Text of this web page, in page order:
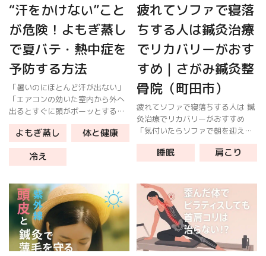
“汗をかけない”こと
が危険！よもぎ蒸し
で夏バテ・熱中症を
予防する方法
「暑いのにほとんど汗が出ない」
「エアコンの効いた室内から外へ
出るとすぐに頭がボーッとする」
――その“汗をかけない”状態は、
夏バテや熱中症のリスクサインか
もしれません。本記事では発汗メ
カニズムと、よもぎ蒸しを活用し
よもぎ蒸し
体と健康
冷え
疲れてソファで寝落
ちする人は鍼灸治療
でリカバリーがおす
すめ｜さがみ鍼灸整
骨院（町田市）
疲れてソファで寝落ちする人は 鍼
灸治療でリカバリーがおすすめ
「気付いたらソファで朝を迎えて
いる…」そんな毎日を繰り返して
いませんか？ 鍼灸は限られた時間
目次 […]
睡眠 肩こり